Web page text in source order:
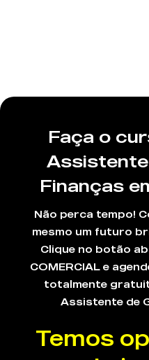
Faça o
Finanças
Não perca tempo!
mesmo um futuro
Clique no botão
COMERCIAL e
totalmente
Assistente de
Temos